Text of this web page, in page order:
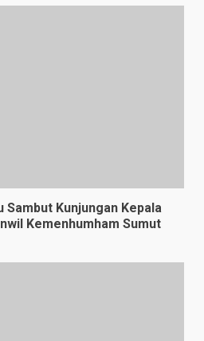
Sambut Kunjungan Kepala
Kemenhumham Sumut